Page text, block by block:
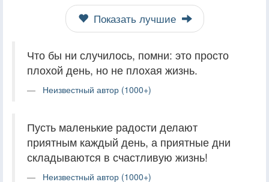
Показать лучшие
Что бы ни случилось, помни: это просто
плохой день, но не плохая жизнь.
Неизвестный автор (1000+)
Пусть маленькие радости делают
приятным каждый день, а приятные дни
складываются в счастливую жизнь!
Неизвестный автор (1000+)